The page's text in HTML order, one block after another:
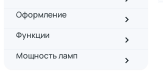
Оформление
Функции
Мощность ламп